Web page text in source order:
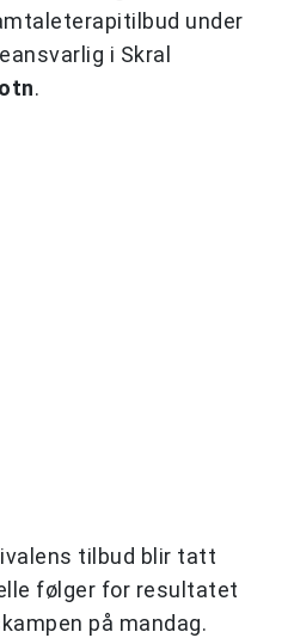
under
i Skral
.
tilbud blir tatt
følger for resultatet
på mandag.